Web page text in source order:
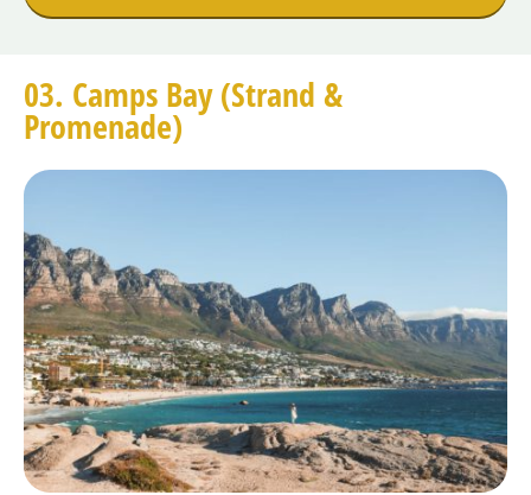
03. Camps Bay (Strand &
Promenade)